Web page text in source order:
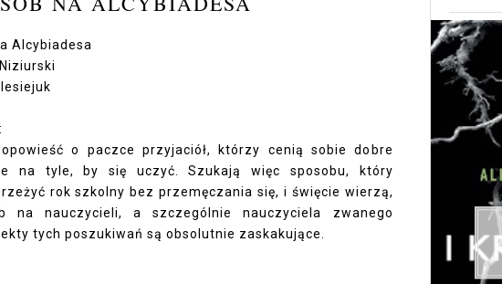
Alcybiadesa
opowieść o paczce przyjaciół, którzy cenią sobie dobre
na tyle, by się uczyć. Szukają więc sposobu, który
rok szkolny bez przemęczania się, i święcie wierzą,
na nauczycieli, a szczególnie nauczyciela zwanego
tych poszukiwań są obsolutnie zaskakujące.